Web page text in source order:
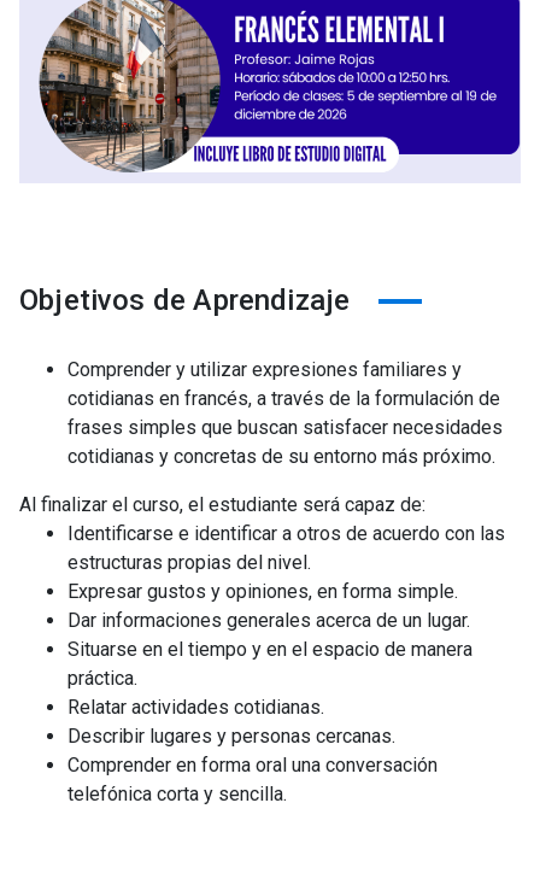
Objetivos de Aprendizaje
Comprender y utilizar expresiones familiares y
cotidianas en francés, a través de la formulación de
frases simples que buscan satisfacer necesidades
cotidianas y concretas de su entorno más próximo.
Al finalizar el curso, el estudiante será capaz de:
Identificarse e identificar a otros de acuerdo con las
estructuras propias del nivel.
Expresar gustos y opiniones, en forma simple.
Dar informaciones generales acerca de un lugar.
Situarse en el tiempo y en el espacio de manera
práctica.
Relatar actividades cotidianas.
Describir lugares y personas cercanas.
Comprender en forma oral una conversación
telefónica corta y sencilla.